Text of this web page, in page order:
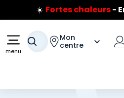
Aller au contenu principal
Aller à la navigation
☀️ Fortes chaleurs-
Prix coûtant
🔥
Jusqu'à 120€ remboursés
menu
Votre recherche
Mon
centre